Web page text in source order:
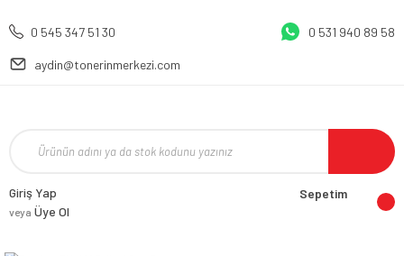
0 545 347 51 30 0 531 940 89 58
aydin@tonerinmerkezi.com
Giriş Yap
veya Üye Ol
Sepetim